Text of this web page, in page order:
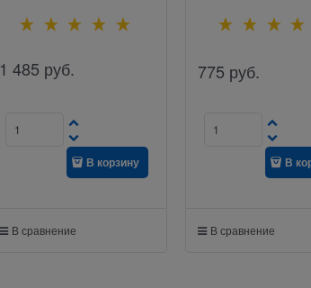
1 485 руб.
В корзину
В сравнение
775 руб.
В
В сравнение